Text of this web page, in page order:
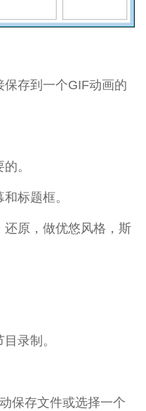
存到一个GIF动画的
。
标题框。
原，做优悠风格，斯
录制。
存文件或选择一个